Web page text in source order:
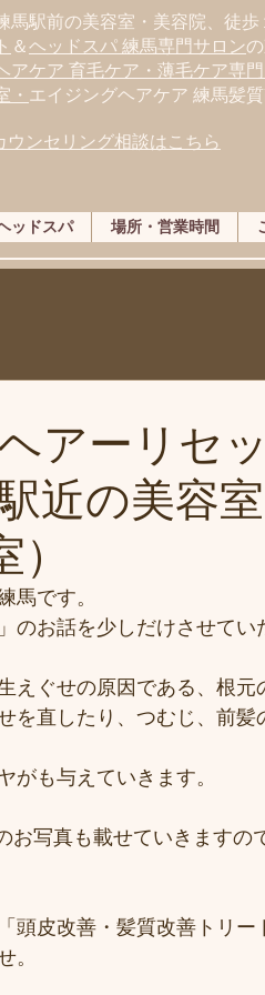
馬駅前の美容室・美容院、徒歩
＆ヘッドスパ 練馬専門サロン
アケア 育毛ケア・薄毛ケア専
・ エイジングヘアケア 練馬髪
ンセリング相談はこちら
ッドスパ 場所・営業時間
アーリセ
近の美容
馬です。
お話を少しだけさせてい
えぐせの原因である、根元
を直したり、つむじ、前髪
がも与えていきます。
お写真も載せていきますの
頭皮改善・髪質改善トリー
。